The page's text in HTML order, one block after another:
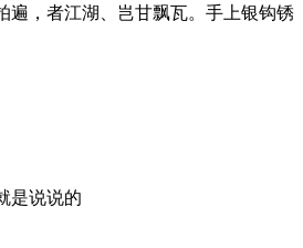
遍，者江湖、岂甘飘瓦。手上银钩锈
是说说的